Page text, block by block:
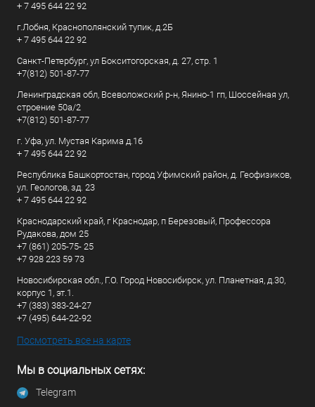
+ 7 495 644 22 92
г.Лобня, Краснополянский тупик, д.2Б
+ 7 495 644 22 92
Санкт-Петербург, ул Бокситогорская, д. 27, стр. 1
+7(812) 501-87-77
Ленинградская обл, Всеволожский р-н, Янино-1 гп, Шоссейная ул,
строение 50а/2
+7(812) 501-87-77
г. Уфа, ул. Мустая Карима д.16
+ 7 495 644 22 92
Республика Башкортостан, город Уфимский район, д. Геофизиков,
ул. Геологов, зд. 23
+ 7 495 644 22 92
Краснодарский край, г Краснодар, п Березовый, Профессора
Рудакова, дом 25
+7 (861) 205-75- 25
+7 928 223 59 73
Новосибирская обл., Г.О. Город Новосибирск, ул. Планетная, д.30,
корпус 1, эт.1.
+7 (383) 383-24-27
+7 (495) 644-22-92
Посмотреть все на карте
Мы в социальных сетях:
Telegram